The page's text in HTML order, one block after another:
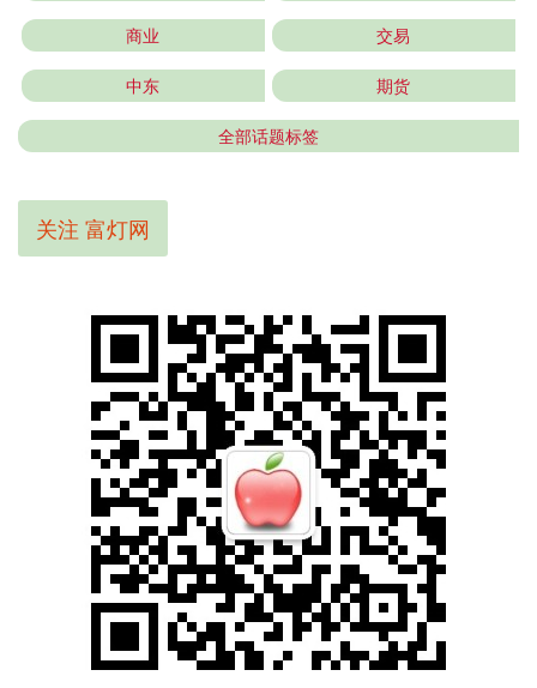
商业 交易
中东 期货
全部话题标签
关注 富灯网